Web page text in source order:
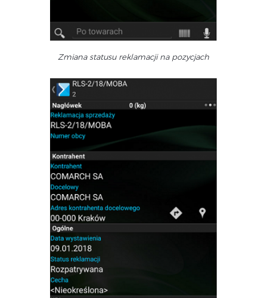
Zmiana statusu reklamacji na pozycjach